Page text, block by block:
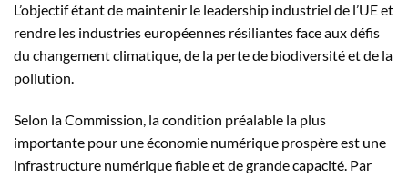
L’objectif étant de maintenir le leadership industriel de l’UE et
rendre les industries européennes résiliantes face aux défis
du changement climatique, de la perte de biodiversité et de la
pollution.
Selon la Commission, la condition préalable la plus
importante pour une économie numérique prospère est une
infrastructure numérique fiable et de grande capacité. Par